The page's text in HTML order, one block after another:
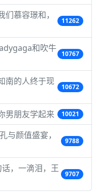
慕容璟和，
11262
和吹牛
10767
南的人终于现
10672
男朋友学起来 10021
与颜值盛宴，
9788
，一滴泪，王
9707